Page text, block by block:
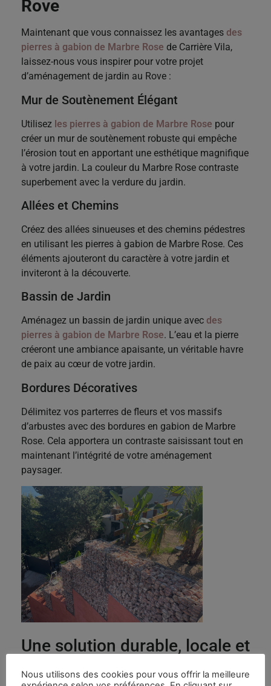
Rove
Maintenant que vous connaissez les avantages des
pierres à gabion de Marbre Rose de Carrière Vila,
laissez-nous vous inspirer pour votre projet
d’aménagement de jardin au Rove :
Mur de Soutènement Élégant
Utilisez les pierres à gabion de Marbre Rose pour
créer un mur de soutènement robuste qui empêche
l’érosion tout en apportant une esthétique magnifique
à votre jardin. La couleur du Marbre Rose contraste
superbement avec la verdure du jardin.
Allées et Chemins
Créez des allées sinueuses et des chemins pédestres
en utilisant les pierres à gabion de Marbre Rose. Ces
éléments ajouteront du caractère à votre jardin et
inviteront à la découverte.
Bassin de Jardin
Aménagez un bassin de jardin unique avec des
pierres à gabion de Marbre Rose. L’eau et la pierre
créeront une ambiance apaisante, un véritable havre
de paix au cœur de votre jardin.
Bordures Décoratives
Délimitez vos parterres de fleurs et vos massifs
d’arbustes avec des bordures en gabion de Marbre
Rose. Cela apportera un contraste saisissant tout en
maintenant l’intégrité de votre aménagement
paysager.
Une solution durable, locale et
Nous utilisons des cookies pour vous offrir la meilleure